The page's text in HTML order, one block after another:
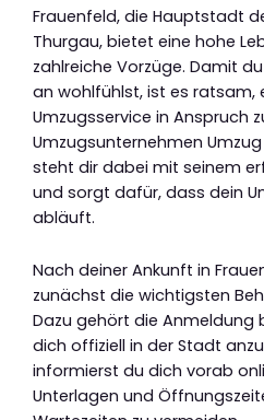
Frauenfeld, die Hauptstadt
Thurgau, bietet eine hohe
zahlreiche Vorzüge. Damit
an wohlfühlst, ist es ratsam,
Umzugsservice in Anspruch
Umzugsunternehmen
steht dir dabei mit seinem
und sorgt dafür, dass dein
abläuft.
Nach deiner Ankunft in
zunächst die wichtigsten
Dazu gehört die Anmeldung
dich offiziell in der Stadt
informierst du dich vorab
Unterlagen und